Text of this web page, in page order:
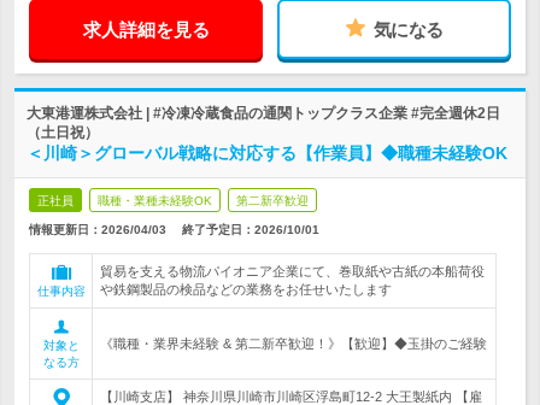
求人詳細を見る 気になる
大東港運株式会社 | #冷凍冷蔵食品の通関トップクラス企業 #完全週休2日
（土日祝）
＜川崎＞グローバル戦略に対応する【作業員】◆職種未経験OK
正社員 職種・業種未経験OK 第二新卒歓迎
情報更新日：2026/04/03 終了予定日： 2026/10/01
仕事内容
貿易を支える物流パイオニア企業にて、巻取紙や古紙の本船荷役
や鉄鋼製品の検品などの業務をお任せいたします
対象と
なる方
《職種・業界未経験 & 第二新卒歓迎！》【歓迎】◆玉掛のご経験
【川崎支店】 神奈川県川崎市川崎区浮島町12-2 大王製紙内 【雇